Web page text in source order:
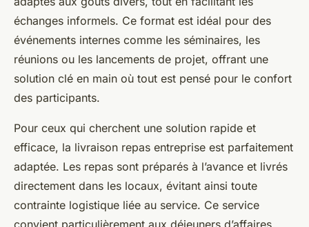
échanges informels. Ce format est idéal pour des
événements internes comme les séminaires, les
réunions ou les lancements de projet, offrant une
solution clé en main où tout est pensé pour le confort
des participants.
Pour ceux qui cherchent une solution rapide et
efficace, la livraison repas entreprise est parfaitement
adaptée. Les repas sont préparés à l’avance et livrés
directement dans les locaux, évitant ainsi toute
contrainte logistique liée au service. Ce service
convient particulièrement aux déjeuners d’affaires,